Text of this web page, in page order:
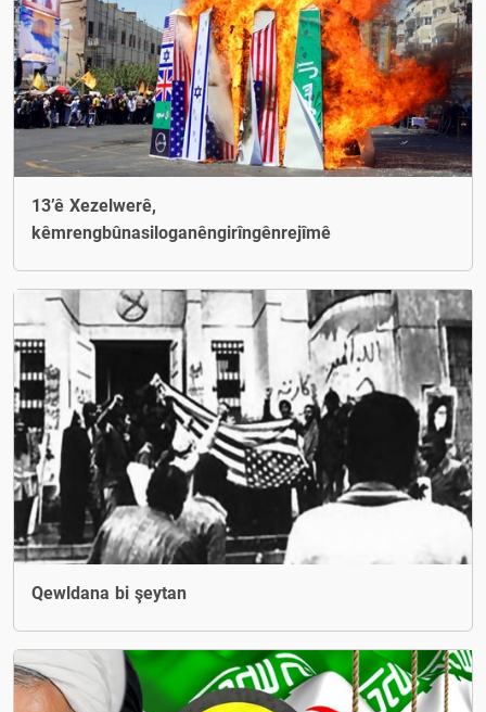
13’ê Xezelwerê,
kêmrengbûnasiloganêngirîngênrejîmê
Qewldana bi şeytan